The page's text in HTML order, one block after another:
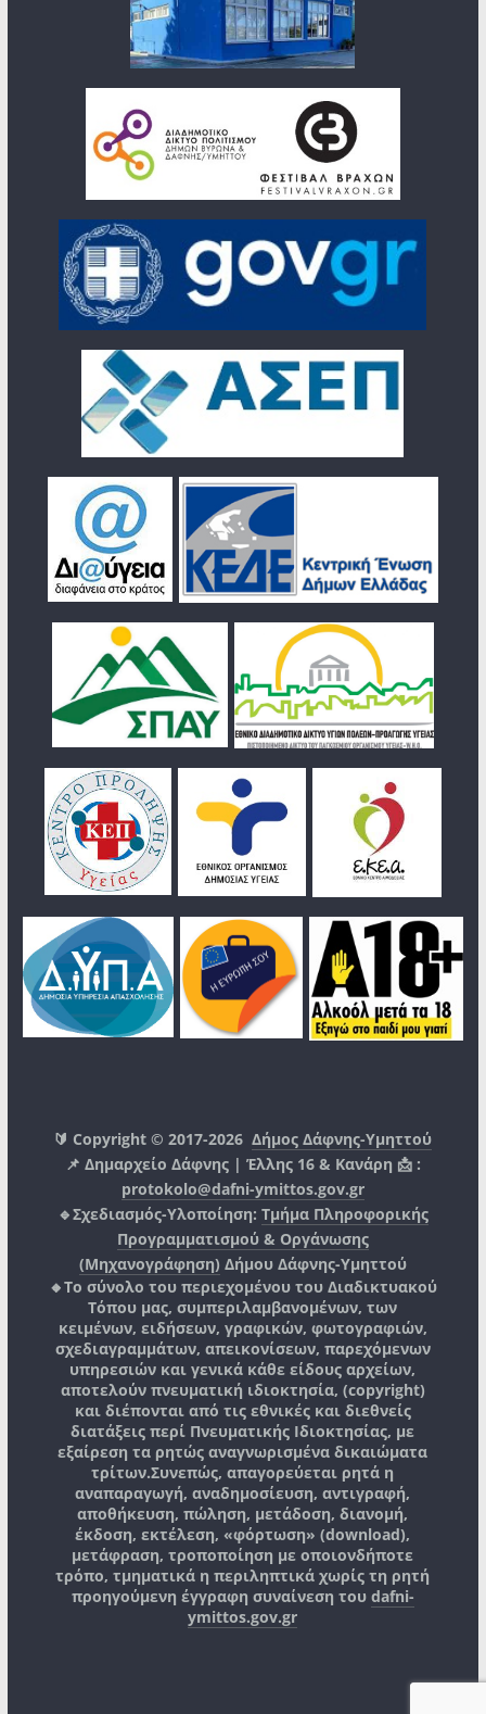
🔰 Copyright © 2017-2026Δήμος Δάφνης-Υμηττού
📌 Δημαρχείο Δάφνης | Έλλης 16 & Κανάρη 📩 :
protokolo@dafni-ymittos.gov.gr
🔹Σχεδιασμός-Υλοποίηση: Τμήμα Πληροφορικής
Προγραμματισμού & Οργάνωσης
(Μηχανογράφηση) Δήμου Δάφνης-Υμηττού
🔸Το σύνολο του περιεχομένου του Διαδικτυακού
Τόπου μας, συμπεριλαμβανομένων, των
κειμένων, ειδήσεων, γραφικών, φωτογραφιών,
σχεδιαγραμμάτων, απεικονίσεων, παρεχόμενων
υπηρεσιών και γενικά κάθε είδους αρχείων,
αποτελούν πνευματική ιδιοκτησία, (copyright)
και διέπονται από τις εθνικές και διεθνείς
διατάξεις περί Πνευματικής Ιδιοκτησίας, με
εξαίρεση τα ρητώς αναγνωρισμένα δικαιώματα
τρίτων.Συνεπώς, απαγορεύεται ρητά η
αναπαραγωγή, αναδημοσίευση, αντιγραφή,
αποθήκευση, πώληση, μετάδοση, διανομή,
έκδοση, εκτέλεση, «φόρτωση» (download),
μετάφραση, τροποποίηση με οποιονδήποτε
τρόπο, τμηματικά η περιληπτικά χωρίς τη ρητή
προηγούμενη έγγραφη συναίνεση του dafni-
ymittos.gov.gr